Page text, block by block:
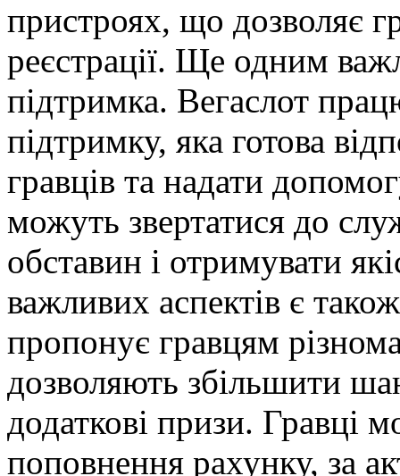
пристроях, що дозволяє
реєстрації. Ще одним
підтримка. Вегаслот
підтримку, яка готова
гравців та надати
можуть звертатися до
обставин і отримувати
важливих аспектів є
пропонує гравцям
дозволяють збільшити
додаткові призи. Гравці
поповнення рахунку, за